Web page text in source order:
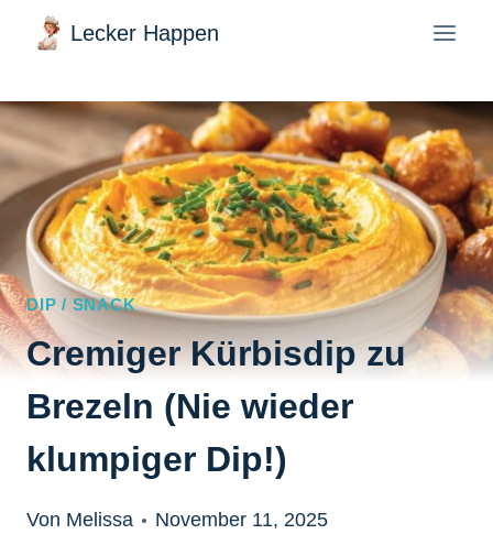
Zum
Inhalt
springen
Lecker Happen
DIP / SNACK
Cremiger Kürbisdip zu
Brezeln (Nie wieder
klumpiger Dip!)
Von Melissa November 11, 2025